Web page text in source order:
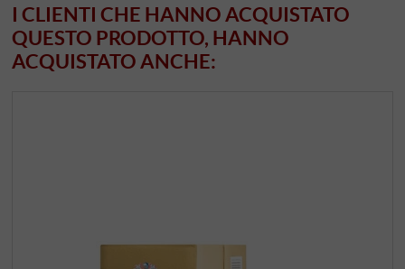
I CLIENTI CHE HANNO ACQUISTATO
QUESTO PRODOTTO, HANNO
ACQUISTATO ANCHE: